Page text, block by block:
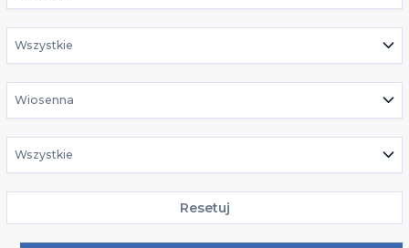
Wszystkie
Wiosenna
Wszystkie
Resetuj